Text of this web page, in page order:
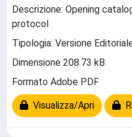
Descrizione: Opening
protocol
Tipologia: Versione
Dimensione 208.73 kB
Formato Adobe PDF
Visualizza/Apri